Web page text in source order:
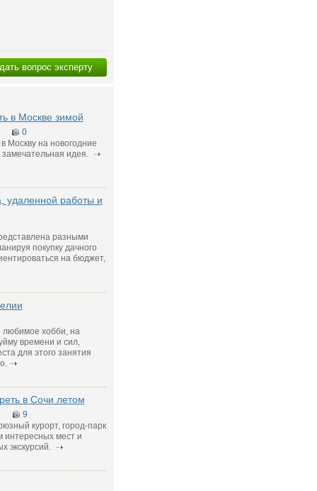
вопрос эксперту
в Москве зимой
0
Москву на новогодние
идея.
удаленной работы и
разными
покупку дачного
на бюджет,
любимое хобби, на
времени и сил,
для этого занятия
в Сочи летом
9
курорт, город-парк
интересных мест и
экскурсий.